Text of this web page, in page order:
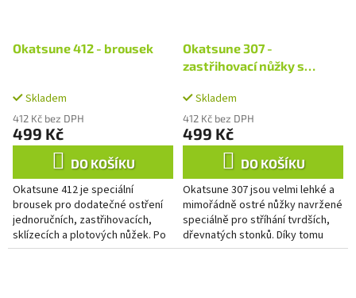
Okatsune 412 - brousek
Skladem
412 Kč bez DPH
499 Kč
DO KOŠÍKU
Okatsune 412 je speciální
brousek pro dodatečné ostření
jednoručních, zastřihovacích,
sklízecích a plotových nůžek. Po
nejlepší výsledky čtětě instrukce
Okatsune 307 -
zastřihovací nůžky s
Skladem
412 Kč bez DPH
499 Kč
DO KOŠÍKU
Okatsune 307 jsou velmi lehké a
mimořádně ostré nůžky navržené
speciálně pro stříhání tvrdších,
dřevnatých stonků. Díky tomu
představují ideální nástroj pro